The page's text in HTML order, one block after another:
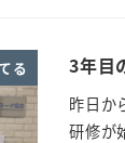
る 3年目
昨日か
研修が